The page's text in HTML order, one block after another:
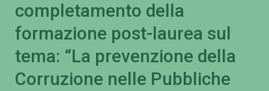
completamento della
formazione post-laurea sul
tema: “La prevenzione della
Corruzione nelle Pubbliche